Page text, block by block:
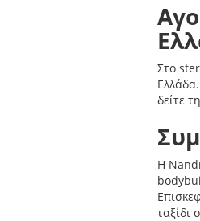
Στο
δείτε
Η
ταξίδι